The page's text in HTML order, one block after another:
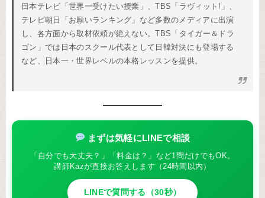
日本テレビ「世界一受けたい授業」、TBS「ラヴィット!」、
テレビ朝日「お願いランキング」など多数のメディアに出演
し、各方面から取材依頼が絶えない。TBS「タイガー＆ドラ
ゴン」では日本のスクール代表として日韓対決にも登場する
など、日本一・世界レベルの本格レッスンを提供。
まずは気軽にLINEで相談
「自分でも大丈夫？」「料金は？」など1問だけでもOK。
講師Kazが直接お答えします（24時間以内）
LINEで質問する（30秒）